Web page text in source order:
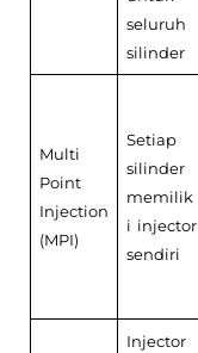
seluruh
silinder
Multi
Point
Injection
(MPI)
Setiap
silinder
memilik
i injector
sendiri
Injector